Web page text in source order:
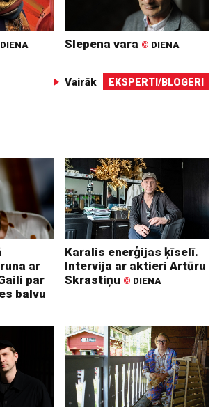
DIENA Slepena vara © DIENA
Vairāk EKSPERTI/BLOGERI
ar
par
balvu
Karalis enerģijas ķīselī.
Intervija ar aktieri Artūru
Skrastiņu © DIENA